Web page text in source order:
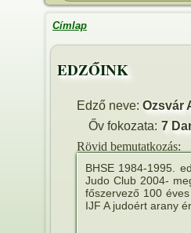
Címlap
EDZŐINK
Edző neve: Ozsvár
Őv fokozata: 7
Rövid bemutatkozás:
BHSE 1984-1995.
Judo Club 2004-
főszervező 100
IJF A judoért arany